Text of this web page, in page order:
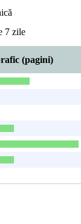
7 zile
(pagini)